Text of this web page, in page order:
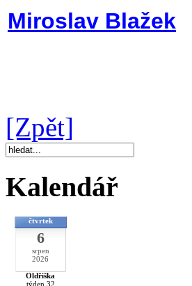
Miroslav Blažek
[Zpět]
Kalendář
čtvrtek
6
srpen
2026
Oldřiška
týden 32